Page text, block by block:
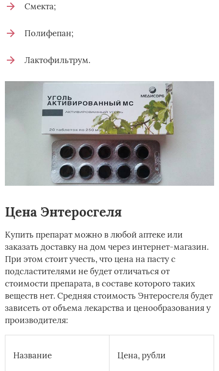
Смекта;
Полифепан;
Лактофильтрум.
Цена Энтеросгеля
Купить препарат можно в любой аптеке или
заказать доставку на дом через интернет-магазин.
При этом стоит учесть, что цена на пасту с
подсластителями не будет отличаться от
стоимости препарата, в составе которого таких
веществ нет. Средняя стоимость Энтеросгеля будет
зависеть от объема лекарства и ценообразования у
производителя:
Название Цена, рубли